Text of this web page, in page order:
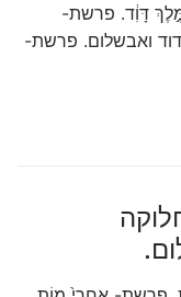
דָּוִ֔ד. פרשת-
ואבשלום. פרשת-